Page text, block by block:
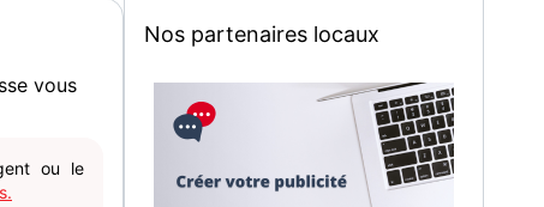
vous
ou le
Nos partenaires locaux